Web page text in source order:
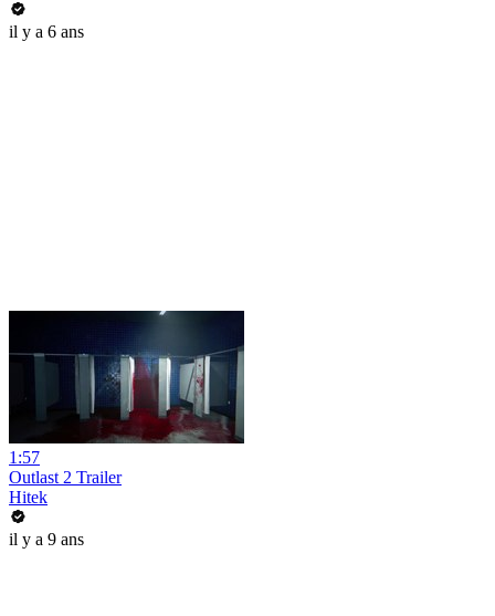
il y a 6 ans
1:57
Outlast 2 Trailer
Hitek
il y a 9 ans